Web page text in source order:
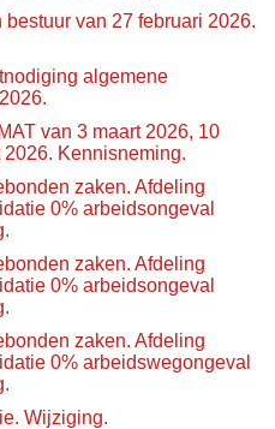
van 27 februari 2026.
algemene
van 3 maart 2026, 10
Kennisneming.
zaken. Afdeling
0% arbeidsongeval
zaken. Afdeling
0% arbeidsongeval
zaken. Afdeling
0% arbeidswegongeval
Wijziging.